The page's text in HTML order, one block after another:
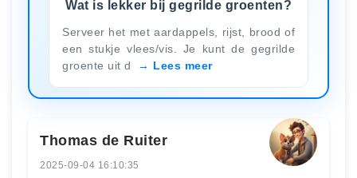
Wat is lekker bij gegrilde groenten?
Serveer het met aardappels, rijst, brood of
een stukje vlees/vis. Je kunt de gegrilde
groente uit d
Lees meer
Thomas de Ruiter
2025-09-04 16:10:35